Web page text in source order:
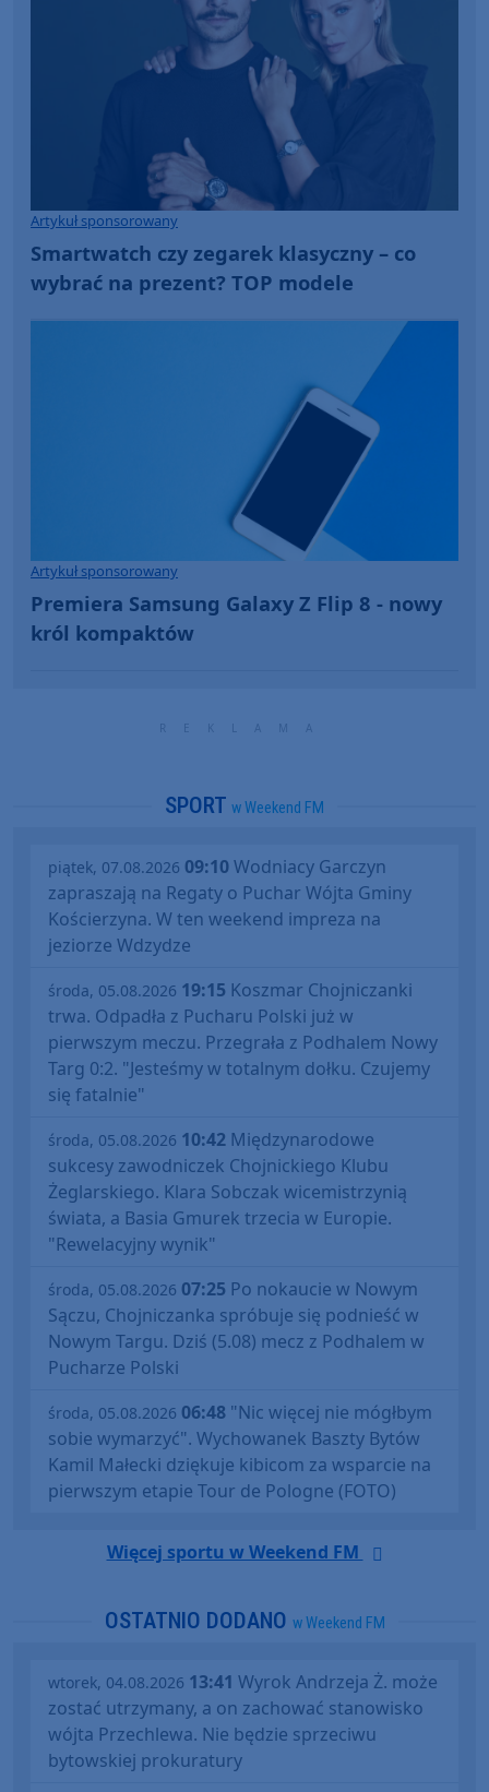
Artykuł sponsorowany
Smartwatch czy zegarek klasyczny – co
wybrać na prezent? TOP modele
Artykuł sponsorowany
Premiera Samsung Galaxy Z Flip 8 - nowy
król kompaktów
SPORT w Weekend FM
piątek, 07.08.2026 09:10Wodniacy Garczyn
zapraszają na Regaty o Puchar Wójta Gminy
Kościerzyna. W ten weekend impreza na
jeziorze Wdzydze
środa, 05.08.2026 19:15 Koszmar Chojniczanki
trwa. Odpadła z Pucharu Polski już w
pierwszym meczu. Przegrała z Podhalem Nowy
Targ 0:2. "Jesteśmy w totalnym dołku. Czujemy
się fatalnie"
środa, 05.08.2026 10:42 Międzynarodowe
sukcesy zawodniczek Chojnickiego Klubu
Żeglarskiego. Klara Sobczak wicemistrzynią
świata, a Basia Gmurek trzecia w Europie.
"Rewelacyjny wynik"
środa, 05.08.2026 07:25 Po nokaucie w Nowym
Sączu, Chojniczanka spróbuje się podnieść w
Nowym Targu. Dziś (5.08) mecz z Podhalem w
Pucharze Polski
środa, 05.08.2026 06:48 "Nic więcej nie mógłbym
sobie wymarzyć". Wychowanek Baszty Bytów
Kamil Małecki dziękuje kibicom za wsparcie na
pierwszym etapie Tour de Pologne (FOTO)
Więcej sportu w Weekend FM
OSTATNIO DODANO w Weekend FM
wtorek, 04.08.2026 13:41 Wyrok Andrzeja Ż. może
zostać utrzymany, a on zachować stanowisko
wójta Przechlewa. Nie będzie sprzeciwu
bytowskiej prokuratury